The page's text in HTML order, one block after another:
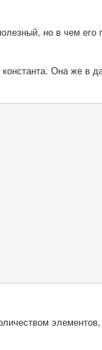
но в чем его
Она же в
элементов,